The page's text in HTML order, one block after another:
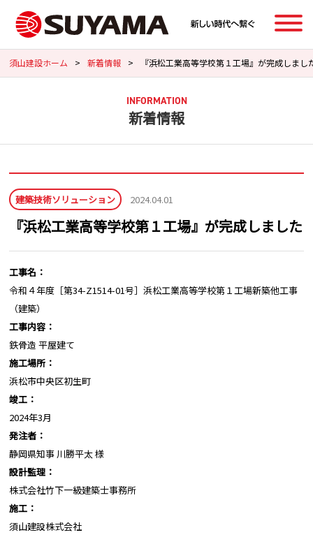
須山建設ホーム > 新着情報 > 『浜松工業高等学校第１工場』が完成しまし
新着情報
INFORMATION
建築技術ソリューション 2024.04.01
『浜松工業高等学校第１工場』が完成しました
工事名：
令和４年度［第34-Z1514-01号］浜松工業高等学校第１工場新築他工事
（建築）
工事内容：
鉄骨造 平屋建て
施工場所：
浜松市中央区初生町
竣工：
2024年3月
発注者：
静岡県知事 川勝平太 様
設計監理：
株式会社竹下一級建築士事務所
施工：
須山建設株式会社